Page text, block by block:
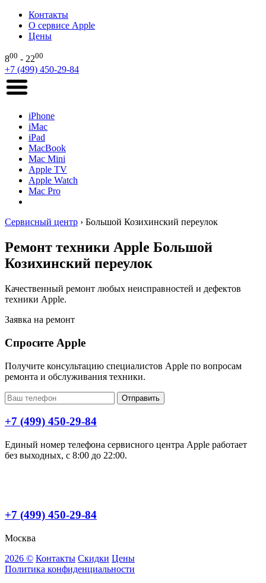
Контакты
О сервисе Apple
Цены
800 - 2200
+7 (499) 450-29-84
iPhone
iMac
iPad
MacBook
Mac Mini
Apple TV
Apple Watch
Mac Pro
Сервисный центр › Большой Козихинский переулок
Ремонт техники Apple Большой
Козихинский переулок
Качественный ремонт любых неисправностей и дефектов
техники Apple.
Заявка на ремонт
Спросите Apple
Получите консультацию специалистов Apple по вопросам
ремонта и обслуживания техники.
Отправить
+7 (499) 450-29-84
Единый номер телефона сервисного центра Apple работает
без выходных, с 8:00 до 22:00.
+7 (499) 450-29-84
Москва
2026 © Контакты Скидки Цены
Политика конфиденциальности